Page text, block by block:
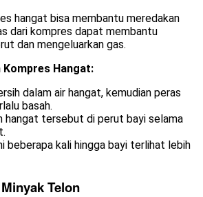
hangat bisa membantu meredakan
dari kompres dapat membantu
dan mengeluarkan gas.
Kompres Hangat:
dalam air hangat, kemudian peras
basah.
hangat tersebut di perut bayi selama
beberapa kali hingga bayi terlihat lebih
Telon